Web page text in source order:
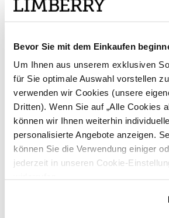
Bevor Sie mit dem Einkaufen
Um Ihnen aus unserem exklusiven
für Sie optimale Auswahl vorstellen
verwenden wir Cookies (unsere
Dritten). Wenn Sie auf „Alle Cookies
können wir Ihnen weiterhin
personalisierte Angebote anzeigen.
können Sie die Verwendung einiger
jederzeit in unseren Cookie-
Beige-farbene Strickjacke mit aufwendigem
ÄHNLICHE